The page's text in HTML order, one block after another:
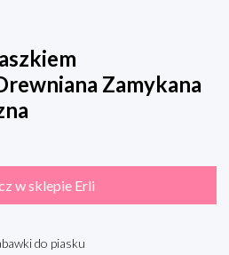
Zamykana
w sklepie Erli
do piasku